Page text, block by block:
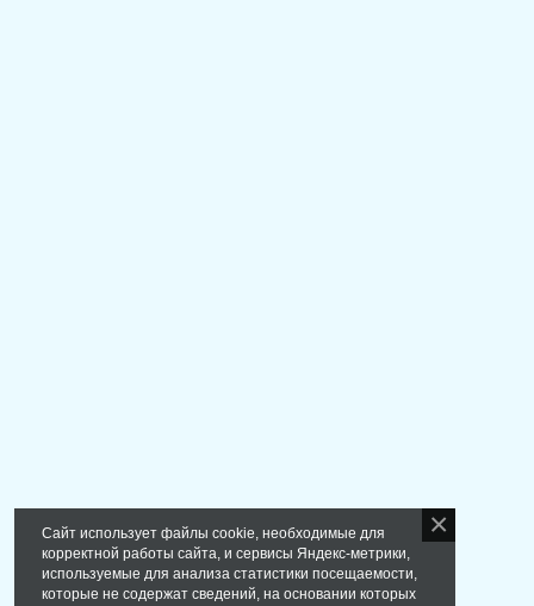
Сайт использует файлы cookie, необходимые для
корректной работы сайта, и сервисы Яндекс-метрики,
используемые для анализа статистики посещаемости,
которые не содержат сведений, на основании которых